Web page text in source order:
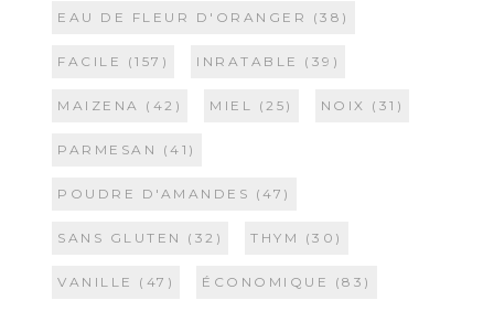
EAU DE FLEUR D'ORANGER (38)
FACILE (157) INRATABLE (39)
MAIZENA (42) MIEL (25) NOIX (31)
PARMESAN (41)
POUDRE D'AMANDES (47)
SANS GLUTEN (32) THYM (30)
VANILLE (47) ÉCONOMIQUE (83)